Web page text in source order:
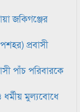
জকিগঞ্জের
প্রবাসী
পাঁচ পরিবারকে
মুল্যবোধে